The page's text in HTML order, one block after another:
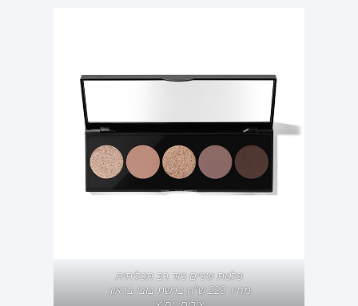
פלטת עיניים ניוד רב תכליתית
מחיר 220 ש"ח ברשת בובי בראון.